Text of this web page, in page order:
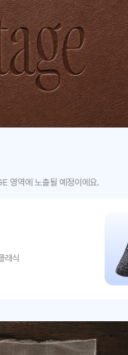
영역에 노출될 예정이에요.
래식